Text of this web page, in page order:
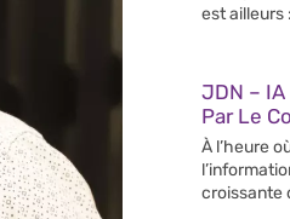
est ailleurs
JDN – IA
Par Le
À l’heure
croissante